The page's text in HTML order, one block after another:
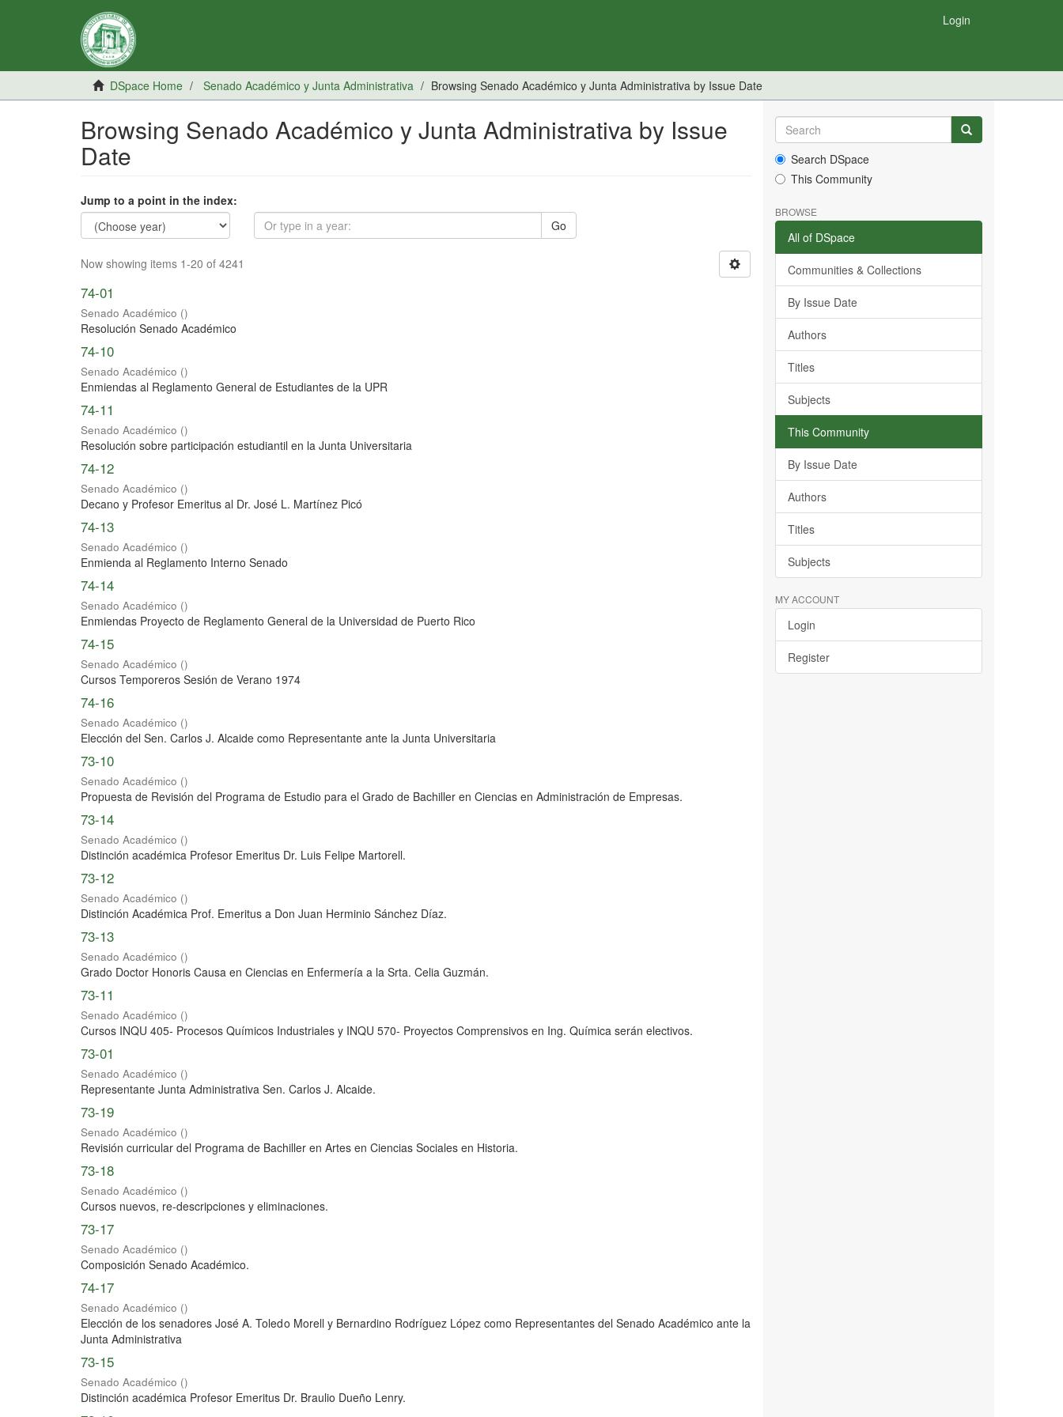
Login
DSpace Home Senado Académico y Junta Administrativa Browsing Senado Académico y Junta Administrativa by Issue Date
Browsing Senado Académico y Junta Administrativa by Issue
Date
Jump to a point in the index:
Go
Now showing items 1-20 of 4241
74-01
Senado Académico ()
Resolución Senado Académico
74-10
Senado Académico ()
Enmiendas al Reglamento General de Estudiantes de la UPR
74-11
Senado Académico ()
Resolución sobre participación estudiantil en la Junta Universitaria
74-12
Senado Académico ()
Decano y Profesor Emeritus al Dr. José L. Martínez Picó
74-13
Senado Académico ()
Enmienda al Reglamento Interno Senado
74-14
Senado Académico ()
Enmiendas Proyecto de Reglamento General de la Universidad de Puerto Rico
74-15
Senado Académico ()
Cursos Temporeros Sesión de Verano 1974
74-16
Senado Académico ()
Elección del Sen. Carlos J. Alcaide como Representante ante la Junta Universitaria
73-10
Senado Académico ()
Propuesta de Revisión del Programa de Estudio para el Grado de Bachiller en Ciencias en Administración de Empresas.
73-14
Senado Académico ()
Distinción académica Profesor Emeritus Dr. Luis Felipe Martorell.
73-12
Senado Académico ()
Distinción Académica Prof. Emeritus a Don Juan Herminio Sánchez Díaz.
73-13
Senado Académico ()
Grado Doctor Honoris Causa en Ciencias en Enfermería a la Srta. Celia Guzmán.
73-11
Senado Académico ()
Cursos INQU 405- Procesos Químicos Industriales y INQU 570- Proyectos Comprensivos en Ing. Química serán electivos.
73-01
Senado Académico ()
Representante Junta Administrativa Sen. Carlos J. Alcaide.
73-19
Senado Académico ()
Revisión curricular del Programa de Bachiller en Artes en Ciencias Sociales en Historia.
73-18
Senado Académico ()
Cursos nuevos, re-descripciones y eliminaciones.
73-17
Senado Académico ()
Composición Senado Académico.
74-17
Senado Académico ()
Elección de los senadores José A. Toledo Morell y Bernardino Rodríguez López como Representantes del Senado Académico ante la
Junta Administrativa
73-15
Senado Académico ()
Distinción académica Profesor Emeritus Dr. Braulio Dueño Lenry.
Search DSpace
This Community
BROWSE
All of DSpace
Communities & Collections
By Issue Date
Authors
Titles
Subjects
This Community
By Issue Date
Authors
Titles
Subjects
MY ACCOUNT
Login
Register